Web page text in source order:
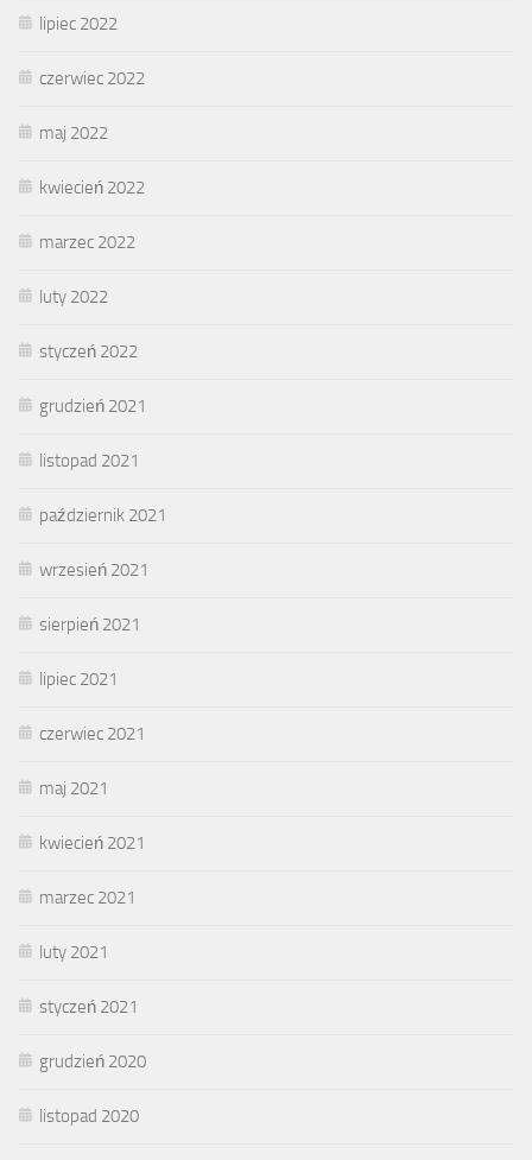
lipiec 2022
czerwiec 2022
maj 2022
kwiecień 2022
marzec 2022
luty 2022
styczeń 2022
grudzień 2021
listopad 2021
październik 2021
wrzesień 2021
sierpień 2021
lipiec 2021
czerwiec 2021
maj 2021
kwiecień 2021
marzec 2021
luty 2021
styczeń 2021
grudzień 2020
listopad 2020